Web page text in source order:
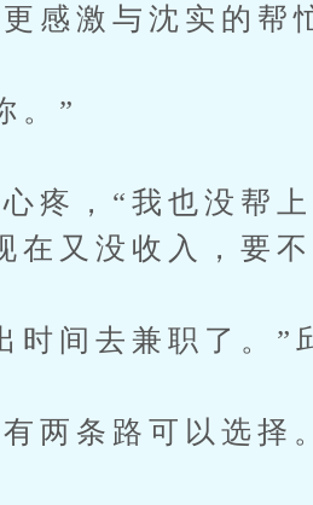
激与沈实的帮
。”
，“我也没帮上
在又没收入，要
间去兼职了。”
两条路可以选择。